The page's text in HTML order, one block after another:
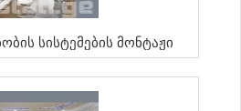
Სისტემების Მონტაჟი